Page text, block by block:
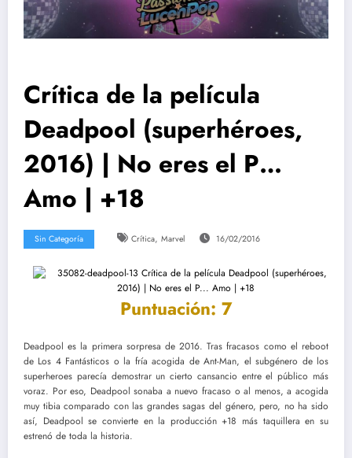
Crítica de la película
Deadpool (superhéroes,
2016) | No eres el P…
Amo | +18
Sin Categoría Crítica, Marvel 16/02/2016
Puntuación: 7
Deadpool es la primera sorpresa de 2016. Tras fracasos como el reboot
de Los 4 Fantásticos o la fría acogida de Ant-Man, el subgénero de los
superheroes parecía demostrar un cierto cansancio entre el público más
voraz. Por eso, Deadpool sonaba a nuevo fracaso o al menos, a acogida
muy tibia comparado con las grandes sagas del género, pero, no ha sido
así, Deadpool se convierte en la producción +18 más taquillera en su
estrenó de toda la historia.